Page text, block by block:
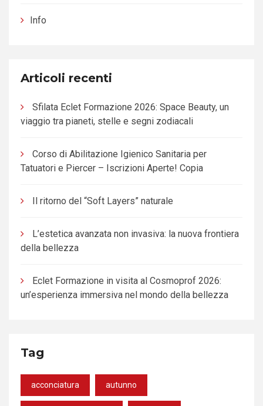
Info
Articoli recenti
Sfilata Eclet Formazione 2026: Space Beauty, un
viaggio tra pianeti, stelle e segni zodiacali
Corso di Abilitazione Igienico Sanitaria per
Tatuatori e Piercer – Iscrizioni Aperte! Copia
Il ritorno del “Soft Layers” naturale
L’estetica avanzata non invasiva: la nuova frontiera
della bellezza
Eclet Formazione in visita al Cosmoprof 2026:
un’esperienza immersiva nel mondo della bellezza
Tag
acconciatura autunno